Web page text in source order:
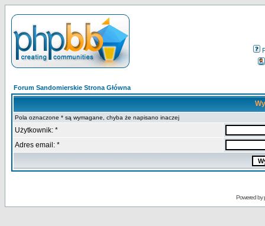
Forum Sandomierskie Strona Główna
Pola oznaczone * są wymagane, chyba że napisano inaczej
Użytkownik: *
Adres email: *
Powered by